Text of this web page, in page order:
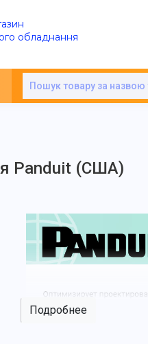
обладнання
Panduit (США)
Подробнее